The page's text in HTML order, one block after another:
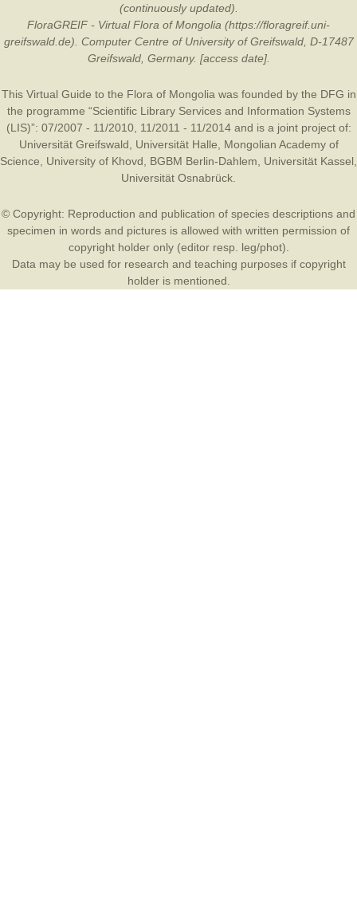
(continuously updated).
FloraGREIF - Virtual Flora of Mongolia (https://floragreif.uni-
greifswald.de). Computer Centre of University of Greifswald, D-17487
Greifswald, Germany. [access date].
This Virtual Guide to the Flora of Mongolia was founded by the DFG in
the programme “Scientific Library Services and Information Systems
(LIS)”: 07/2007 - 11/2010, 11/2011 - 11/2014 and is a joint project of:
Universität Greifswald
Universität Halle
Mongolian Academy of
Science
University of Khovd BGBM Berlin-Dahlem Universität Kassel
Universität Osnabrück
© Copyright: Reproduction and publication of species descriptions and
specimen in words and pictures is allowed with written permission of
copyright holder only (editor resp. leg/phot).
Data may be used for research and teaching purposes if copyright
holder is mentioned.